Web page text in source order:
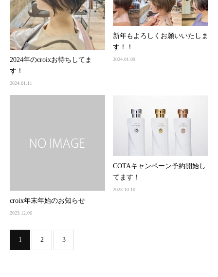
2024年のcroixお待ちしてま
す！
2024.01.11
新年もよろしくお願いいたしま
す！！
2024.01.09
croix年末年始のお知らせ
2023.12.06
COTAキャンペーン予約開始し
てます！
2023.10.10
1 2 3